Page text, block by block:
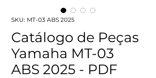
SKU: MT-03 ABS 2025
Catálogo de Peças
Yamaha MT-03
ABS 2025 - PDF